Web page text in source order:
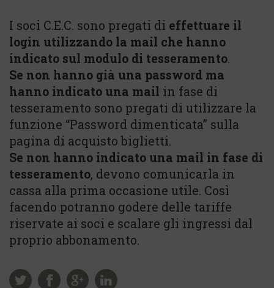
I soci C.E.C. sono pregati di effettuare il
login utilizzando la mail che hanno
indicato sul modulo di tesseramento.
Se non hanno già una password ma
hanno indicato una mail in fase di
tesseramento sono pregati di utilizzare la
funzione “Password dimenticata” sulla
pagina di acquisto biglietti.
Se non hanno indicato una mail in fase di
tesseramento, devono comunicarla in
cassa alla prima occasione utile. Così
facendo potranno godere delle tariffe
riservate ai soci e scalare gli ingressi dal
proprio abbonamento.